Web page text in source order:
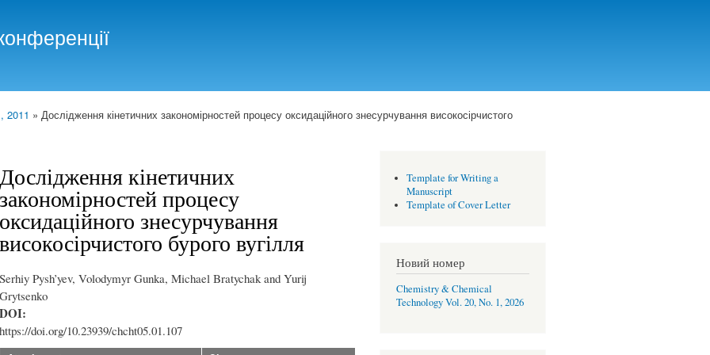
2011 » Дослідження кінетичних закономірностей процесу оксидаційного знесурчування високосірчистого
Дослідження кінетичних
закономірностей процесу
оксидаційного знесурчування
високосірчистого бурого вугілля
Serhiy Pysh’yev, Volodymyr Gunka, Michael Bratychak and Yurij
Grytsenko
DOI:
https://doi.org/10.23939/chcht05.01.107
Template for Writing a
Manuscript
Template of Cover Letter
Новий номер
Chemistry & Chemical
Technology Vol. 20, No. 1, 2026